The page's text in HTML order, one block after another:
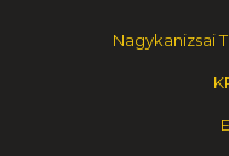
Nagykanizsai